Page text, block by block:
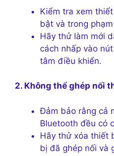
Kiểm tra xem
bật và trong
Hãy thử làm mới
cách nhấp vào nút
tâm điều khiển.
2. Không thể ghép nối
Đảm bảo rằng cả
Bluetooth đều có
Hãy thử xóa thiết
bị đã ghép nối và